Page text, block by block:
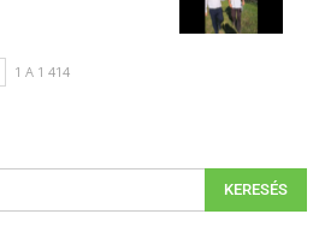
1 A 1 414